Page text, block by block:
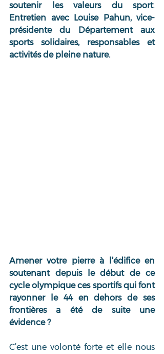
soutenir les valeurs du sport
Entretien avec Louise Pahun, vice-
présidente du Département aux
sports solidaires, responsables et
activités de pleine nature.
Amener votre pierre à l’édifice en
soutenant depuis le début de ce
cycle olympique ces sportifs qui font
rayonner le 44 en dehors de ses
frontières a été de suite une
évidence ?
C’est une volonté forte et elle nous